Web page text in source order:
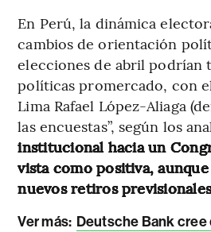
En Perú, la dinámica
cambios de orientación
elecciones de abril podrían
políticas promercado, con
Lima Rafael López-Aliaga
las encuestas”, según los
institucional hacia un
vista como positiva,
nuevos retiros
Ver más: Deutsche Bank cree